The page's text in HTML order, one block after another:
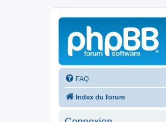
FAQ
Index du forum